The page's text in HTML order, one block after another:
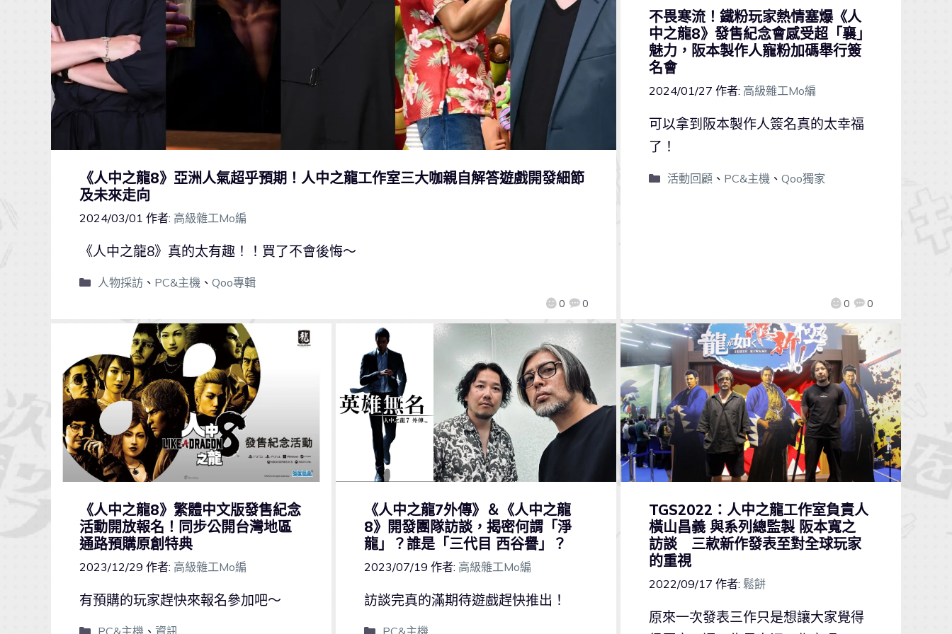
《人中之龍8》亞洲人氣超乎預期！人中之龍工作室三大咖親自解答遊戲開發細節
及未來走向
2024/03/01 作者: 高級雜工Mo編
0 0
《人中之龍8》真的太有趣！！買了不會後悔～
人物採訪、 PC&主機 、 Qoo專輯
不畏寒流！鐵粉玩家熱情塞爆《人
中之龍8》發售紀念會感受超「襄」
魅力，阪本製作人寵粉加碼舉行簽
名會
2024/01/27 作者: 高級雜工Mo編
0 0
可以拿到阪本製作人簽名真的太幸福
了！
活動回顧、 PC&主機 、 Qoo獨家
《人中之龍8》繁體中文版發售紀念
活動開放報名！同步公開台灣地區
通路預購原創特典
2023/12/29 作者: 高級雜工Mo編
有預購的玩家趕快來報名參加吧～
PC&主機 、 資訊
《人中之龍7外傳》＆《人中之龍
8》開發團隊訪談，揭密何謂「淨
龍」？誰是「三代目 西谷譽」？
2023/07/19 作者: 高級雜工Mo編
訪談完真的滿期待遊戲趕快推出！
PC&主機
TGS2022：人中之龍工作室負責人
橫山昌義 與系列總監製 阪本寬之
訪談 三款新作發表至對全球玩家
的重視
2022/09/17 作者: 鬆餅
原來一次發表三作只是想讓大家覺得